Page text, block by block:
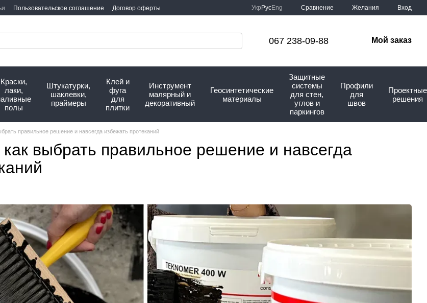
Пользовательское соглашение
Договор оферты
Укр РусEng Сравнение Желания Вход
067 238-09-88 Мой заказ
Краски,
лаки,
полы
Штукатурки,
шаклевки,
праймеры
Клей и
фуга
для
плитки
Инструмент
малярный и
декоративный
Геосинтетические
материалы
Защитные
системы
для стен,
углов и
паркингов
Профили
для
швов
Проектные
решения
правильное решение и навсегда избежать протеканий
выбрать правильное решение и навсегда